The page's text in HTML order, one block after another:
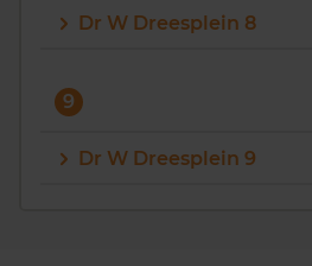
Dr W Dreesplein 8
9
Dr W Dreesplein 9